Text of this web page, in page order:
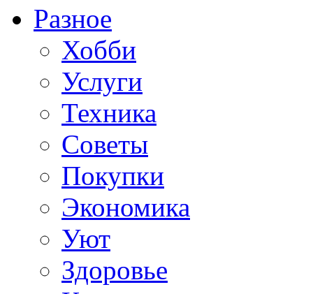
Разное
Хобби
Услуги
Техника
Советы
Покупки
Экономика
Уют
Здоровье